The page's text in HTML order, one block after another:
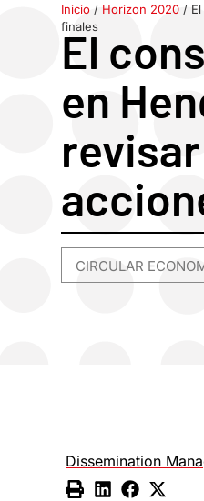
Inicio / Horizon 2020 /
finales
El
en
CIRCULAR
Dissemination